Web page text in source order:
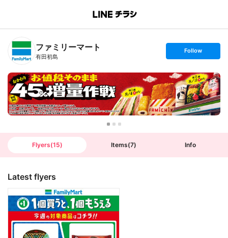
B
n
T
ファミリーマート
有田初島
s
t
o
l
l
o
w
Follow
Flyers(15) Items(7) Info
Latest flyers